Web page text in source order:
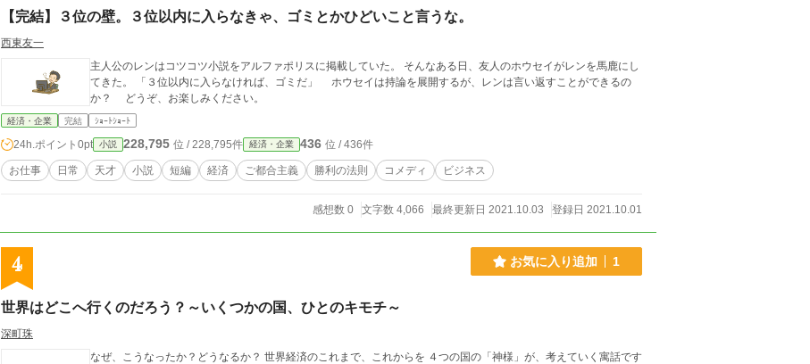
【完結】３位の壁。３位以内に入らなきゃ、ゴミとかひどいこと言うな。
西東友一
主人公のレンはコツコツ小説をアルファポリスに掲載していた。 そんなある日、友人のホウセイがレンを馬鹿にし
てきた。 「３位以内に入らなければ、ゴミだ」 ホウセイは持論を展開するが、レンは言い返すことができるの
か？ どうぞ、お楽しみください。
経済・企業 完結 ｼｮｰﾄｼｮｰﾄ
24h.ポイント 0pt 小説 228,795 位 / 228,795件 経済・企業 436 位 / 436件
お仕事 日常 天才 小説 短編 経済 ご都合主義 勝利の法則 コメディ ビジネス
感想数 0 文字数 4,066 最終更新日 2021.10.03 登録日 2021.10.01
4 お気に入り追加 1
世界はどこへ行くのだろう？～いくつかの国、ひとのキモチ～
深町珠
なぜ、こうなったか？どうなるか？ 世界経済のこれまで、これからを ４つの国の「神様」が、考えていく寓話です